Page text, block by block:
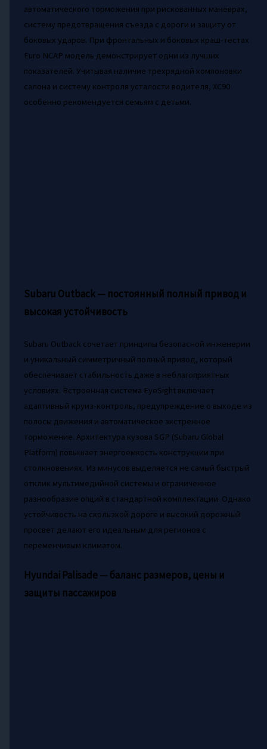
автоматического торможения при рискованных манёврах,
систему предотвращения съезда с дороги и защиту от
боковых ударов. При фронтальных и боковых краш-тестах
Euro NCAP модель демонстрирует одни из лучших
показателей. Учитывая наличие трехрядной компоновки
салона и систему контроля усталости водителя, XC90
особенно рекомендуется семьям с детьми.
Subaru Outback — постоянный полный привод и
высокая устойчивость
Subaru Outback сочетает принципы безопасной инженерии
и уникальный симметричный полный привод, который
обеспечивает стабильность даже в неблагоприятных
условиях. Встроенная система EyeSight включает
адаптивный круиз-контроль, предупреждение о выходе из
полосы движения и автоматическое экстренное
торможение. Архитектура кузова SGP (Subaru Global
Platform) повышает энергоемкость конструкции при
столкновениях. Из минусов выделяется не самый быстрый
отклик мультимедийной системы и ограниченное
разнообразие опций в стандартной комплектации. Однако
устойчивость на скользкой дороге и высокий дорожный
просвет делают его идеальным для регионов с
переменчивым климатом.
Hyundai Palisade — баланс размеров, цены и
защиты пассажиров